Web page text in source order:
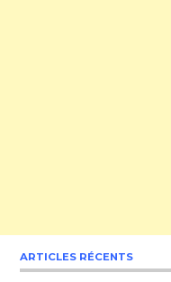
ARTICLES RÉCENTS